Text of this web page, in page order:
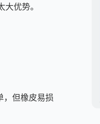
优势。
，但橡皮易损